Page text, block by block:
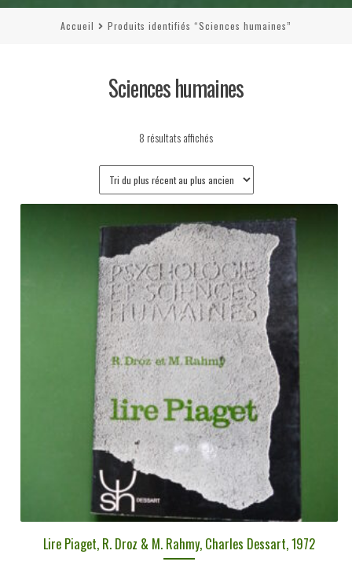
Accueil Produits identifiés “Sciences humaines”
Sciences humaines
8 résultats affichésTrié
plus
récent
au
plus
ancien
Lire Piaget, R. Droz & M. Rahmy, Charles Dessart, 1972